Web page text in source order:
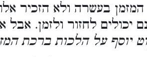
בעשרה ולא הזכיר
יכולים לחזור ולזמן. אבל
יוסף על הלכות ברכת